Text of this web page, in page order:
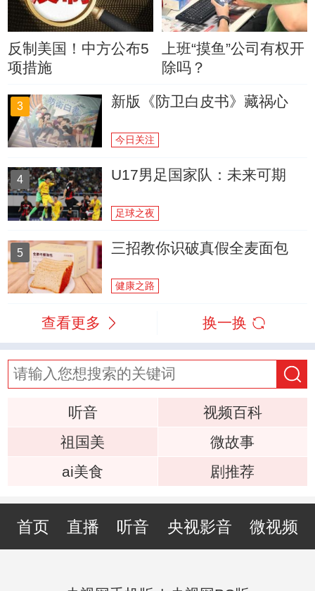
反制美国！中方公布5
项措施
上班“摸鱼”公司有权开
除吗？
3 新版《防卫白皮书》藏祸心
今日关注
4 U17男足国家队：未来可期
足球之夜
5 三招教你识破真假全麦面包
健康之路
查看更多 换一换
听音
视频百科
祖国美
微故事
ai美食
剧推荐
首页 直播 听音 央视影音 微视频